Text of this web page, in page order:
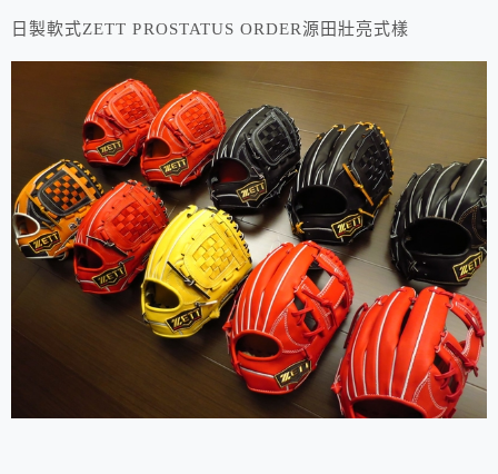
日製軟式ZETT PROSTATUS ORDER源田壯亮式樣